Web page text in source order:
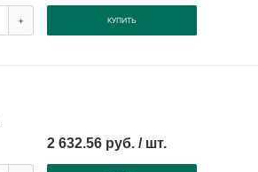
+ КУПИТЬ
2 632.56 руб. / шт.